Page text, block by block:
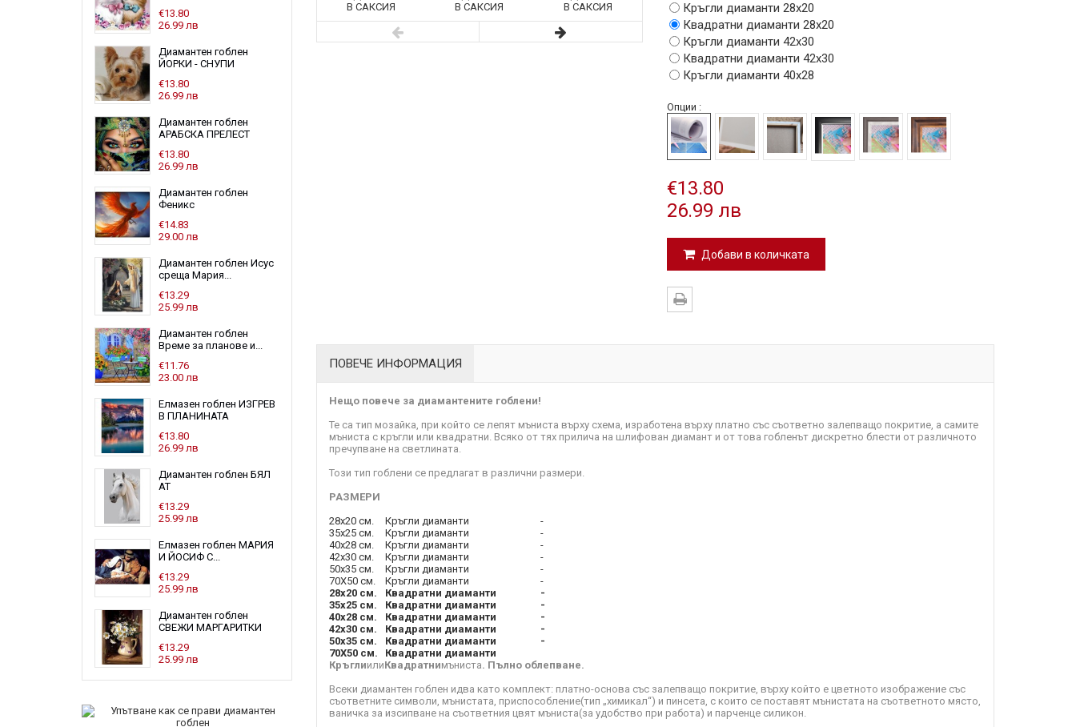
€13.80
26.99 лв
Диамантен гоблен
ЙОРКИ - СНУПИ
€13.80
26.99 лв
Диамантен гоблен
АРАБСКА ПРЕЛЕСТ
€13.80
26.99 лв
Диамантен гоблен
Феникс
€14.83
29.00 лв
Диамантен гоблен Исус
среща Мария...
€13.29
25.99 лв
Диамантен гоблен
Време за планове и...
€11.76
23.00 лв
Елмазен гоблен ИЗГРЕВ
В ПЛАНИНАТА
€13.80
26.99 лв
Диамантен гоблен БЯЛ
АТ
€13.29
25.99 лв
Елмазен гоблен МАРИЯ
И ЙОСИФ С...
€13.29
25.99 лв
Диамантен гоблен
СВЕЖИ МАРГАРИТКИ
€13.29
25.99 лв
Кръгли диаманти 28х20
Квадратни диаманти 28х20
Кръгли диаманти 42х30
Квадратни диаманти 42х30
Кръгли диаманти 40х28
Опции :
€13.80
26.99 лв
Добави в количката
ПОВЕЧЕ ИНФОРМАЦИЯ
Нещо повече за диамантените гоблени!
Те са тип мозайка, при който се лепят мъниста върху схема, изработена върху платно със съответно залепващо покритие, а самите
мъниста с кръгли или квадратни. Всяко от тях прилича на шлифован диамант и от това гобленът дискретно блести от различното
пречупване на светлината.
Този тип гоблени се предлагат в различни размери.
РАЗМЕРИ
28x20 см.
Кръгли диаманти
-
35х25 см.
Кръгли диаманти
-
40x28 см.
Кръгли диаманти
-
42х30 см.
Кръгли диаманти
-
50x35 см.
Кръгли диаманти
-
70Х50 см.
Кръгли диаманти
-
28x20 см.
Квадратни диаманти
-
35х25 см.
Квадратни диаманти
-
40x28 см.
Квадратни диаманти
-
42х30 см.
Квадратни диаманти
-
50x35 см.
Квадратни диаманти
-
70Х50 см.
Квадратни диаманти
КръглиилиКвадратнимъниста. Пълно облепване.
Всеки диамантен гоблен идва като комплект: платно-основа със залепващо покритие, върху който е цветното изображение със
съответните символи, мънистата, приспособление(тип „химикал“) и пинсета, с които се поставят мънистата на съответното място,
ваничка за изсипване на съответния цвят мъниста(за удобство при работа) и парченце силикон.